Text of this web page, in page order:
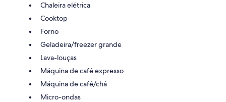
Chaleira elétrica
Cooktop
Forno
Geladeira/freezer grande
Lava-louças
Máquina de café expresso
Máquina de café/chá
Micro-ondas